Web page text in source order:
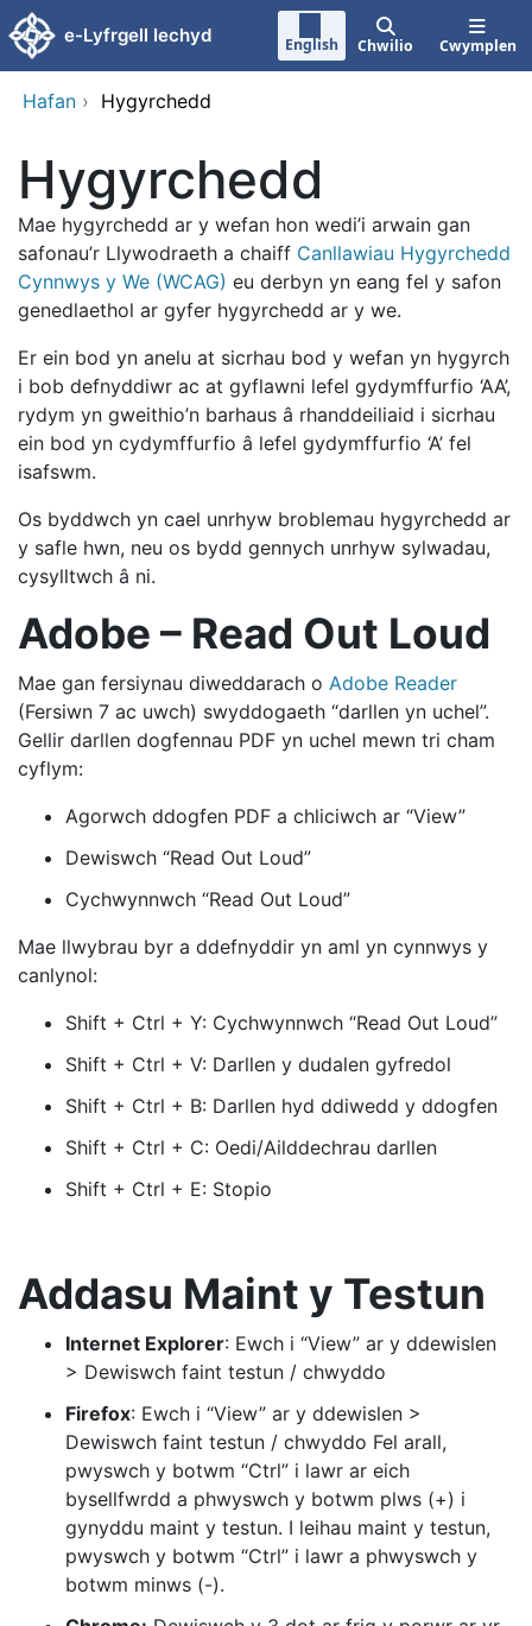
Neidio i'r prif gynnwy
e-Lyfrgell Iechyd English Chwilio Cwymplen
Hafan › Hygyrchedd
Hygyrchedd
Mae hygyrchedd ar y wefan hon wedi’i arwain gan
safonau’r Llywodraeth a chaiff Canllawiau Hygyrchedd
Cynnwys y We (WCAG) eu derbyn yn eang fel y safon
genedlaethol ar gyfer hygyrchedd ar y we.
Er ein bod yn anelu at sicrhau bod y wefan yn hygyrch
i bob defnyddiwr ac at gyflawni lefel gydymffurfio ‘AA’,
rydym yn gweithio’n barhaus â rhanddeiliaid i sicrhau
ein bod yn cydymffurfio â lefel gydymffurfio ‘A’ fel
isafswm.
Os byddwch yn cael unrhyw broblemau hygyrchedd ar
y safle hwn, neu os bydd gennych unrhyw sylwadau,
cysylltwch â ni.
Adobe – Read Out Loud
Mae gan fersiynau diweddarach o Adobe Reader
(Fersiwn 7 ac uwch) swyddogaeth “darllen yn uchel”.
Gellir darllen dogfennau PDF yn uchel mewn tri cham
cyflym:
Agorwch ddogfen PDF a chliciwch ar “View”
Dewiswch “Read Out Loud”
Cychwynnwch “Read Out Loud”
Mae llwybrau byr a ddefnyddir yn aml yn cynnwys y
canlynol:
Shift + Ctrl + Y: Cychwynnwch “Read Out Loud”
Shift + Ctrl + V: Darllen y dudalen gyfredol
Shift + Ctrl + B: Darllen hyd ddiwedd y ddogfen
Shift + Ctrl + C: Oedi/Ailddechrau darllen
Shift + Ctrl + E: Stopio
Addasu Maint y Testun
Internet Explorer: Ewch i “View” ar y ddewislen
> Dewiswch faint testun / chwyddo
Firefox: Ewch i “View” ar y ddewislen >
Dewiswch faint testun / chwyddo Fel arall,
pwyswch y botwm “Ctrl” i lawr ar eich
bysellfwrdd a phwyswch y botwm plws (+) i
gynyddu maint y testun. I leihau maint y testun,
pwyswch y botwm “Ctrl” i lawr a phwyswch y
botwm minws (-).